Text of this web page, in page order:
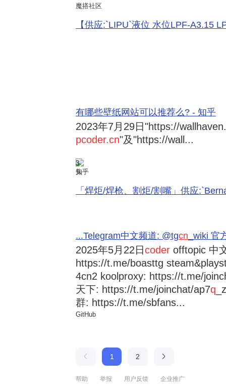
魔搭社区
【供应:`LIPU`液位 水位LPF-A3.15
有哪些壁纸网站可以推荐么? - 知乎
2023年7月29日 "https://
pcoder.cn"及"https://wall...
3
知乎
「焊炬/焊枪、割炬/割嘴」供应
...Telegram中文频道: @tgcn _wiki
2025年5月22日coder offtopic 中
https://t.me/boasttg
4cn2 koolproxy: https://t.me/
天下: https://t.me/joinchat/ap7q
群: https://t.me/sbfans...
GitHub
1 2
帮助 举报 用户反馈 企业推广